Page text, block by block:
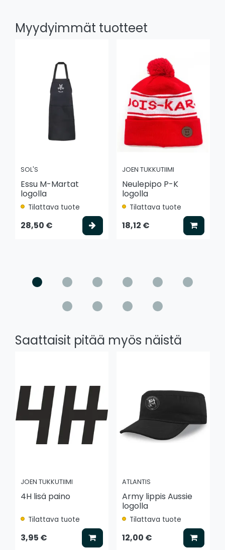
Myydyimmät tuotteet
SOL'S
Essu M-Martat
logolla
Tilattava tuote
28,50 € Valitse vaihtoehto
JOEN TUKKUTIIMI
Neulepipo P-K
logolla
Tilattava tuote
18,12 € Lisää
Saattaisit pitää myös näistä
JOEN TUKKUTIIMI
4H lisä paino
Tilattava tuote
3,95 € Lisää koriin
ATLANTIS
Army lippis Aussie
logolla
Tilattava tuote
12,00 € Lisää